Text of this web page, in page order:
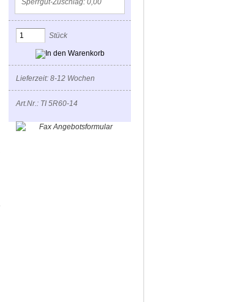
Sperrgut-Zuschlag: 0,00
Stück
Lieferzeit: 8-12 Wochen
Art.Nr.: TI 5R60-14